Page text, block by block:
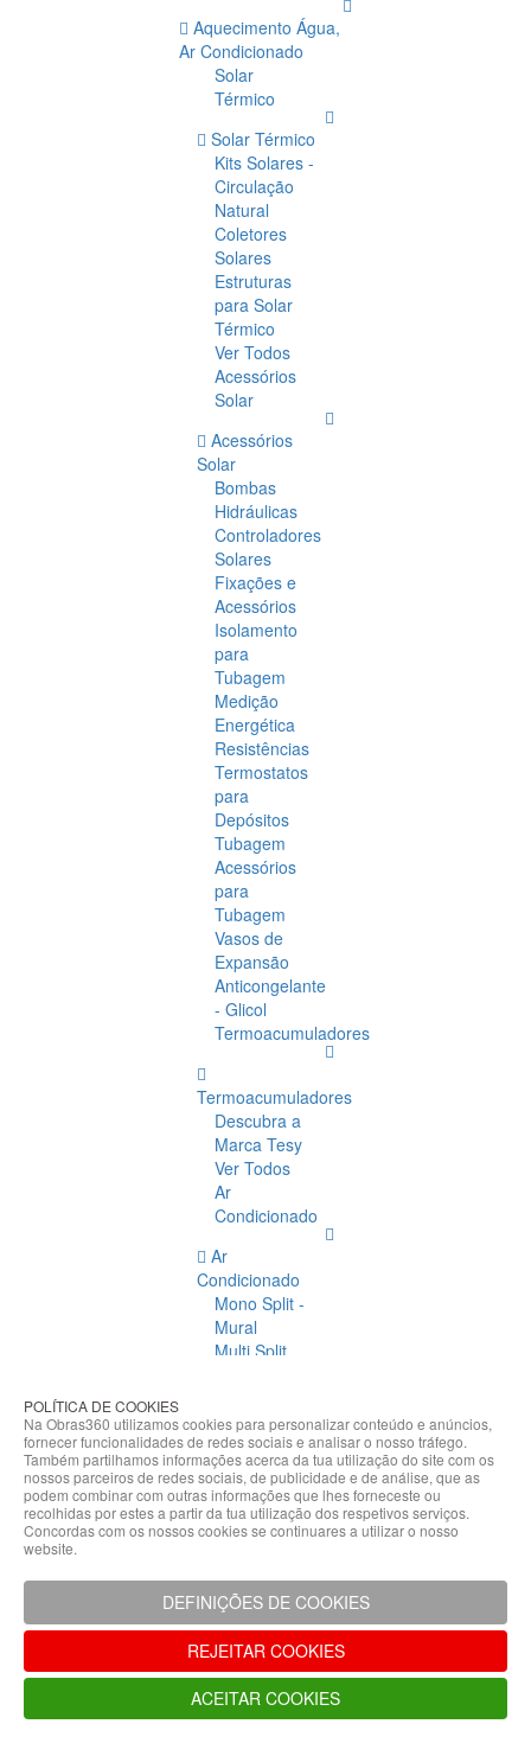
Aquecimento Água,
Ar Condicionado
Solar
Térmico
Solar Térmico
Kits Solares -
Circulação
Natural
Coletores
Solares
Estruturas
para Solar
Térmico
Ver Todos
Acessórios
Solar
Acessórios
Solar
Bombas
Hidráulicas
Controladores
Solares
Fixações e
Acessórios
Isolamento
para
Tubagem
Medição
Energética
Resistências
Termostatos
para
Depósitos
Tubagem
Acessórios
para
Tubagem
Vasos de
Expansão
Anticongelante
- Glicol
Termoacumuladores
Termoacumuladores
Descubra a
Marca Tesy
Ver Todos
Ar
Condicionado
Ar
Condicionado
Mono Split -
Mural
Multi Split
Condicionado
Acessórios
Climatização
Acessórios
Climatização
Hidráulicas
Controladores
Fixações e
Acessórios
Isolamento
para
Tubagem
POLÍTICA DE COOKIES
Na Obras360 utilizamos cookies para personalizar conteúdo e anúncios,
fornecer funcionalidades de redes sociais e analisar o nosso tráfego.
Também partilhamos informações acerca da tua utilização do site com os
nossos parceiros de redes sociais, de publicidade e de análise, que as
podem combinar com outras informações que lhes forneceste ou
recolhidas por estes a partir da tua utilização dos respetivos serviços.
Concordas com os nossos cookies se continuares a utilizar o nosso
website.
DEFINIÇÕES DE COOKIES
REJEITAR COOKIES
ACEITAR COOKIES